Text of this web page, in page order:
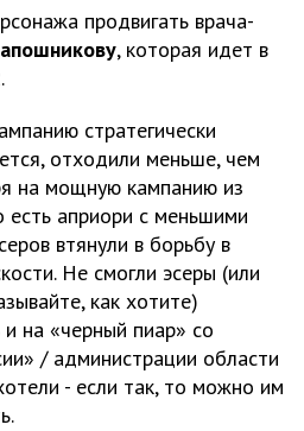
продвигать врача-
, которая идет в
стратегически
отходили меньше, чем
на мощную кампанию из
есть априори с меньшими
втянули в борьбу в
Не смогли эсеры (или
как хотите)
на «черный пиар» со
/ администрации области
- если так, то можно им